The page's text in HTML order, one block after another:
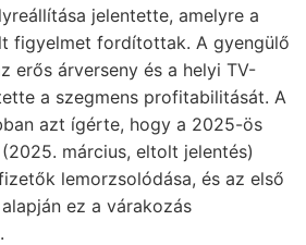
jelentette, amelyre a
figyelmet fordítottak. A gyengülő
erős árverseny és a helyi TV-
a szegmens profitabilitását. A
azt ígérte, hogy a 2025-ös
március, eltolt jelentés)
lemorzsolódása, és az első
ez a várakozás